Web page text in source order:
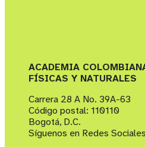
ACADEMIA
FÍSICAS Y NATURALES
Carrera 28 A No. 39A-63
Código postal: 110110
Bogotá, D.C.
Síguenos en Redes Sociales